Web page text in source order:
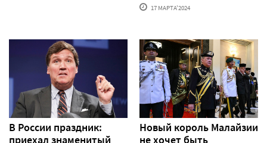
17 МАРТА'2024
В России праздник:
Новый король Малайзии